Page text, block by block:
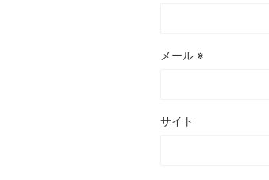
メール ※
サイト